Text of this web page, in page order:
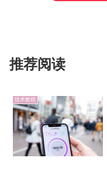
推荐阅读
技术教程